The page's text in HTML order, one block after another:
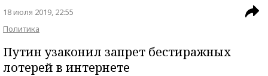
18 июля 2019, 22:55
Политика
Путин узаконил запрет бестиражных
лотерей в интернете